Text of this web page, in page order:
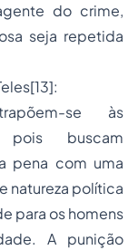
do crime,
seja repetida
[13]:
se às
pois buscam
pena com uma
natureza política
para os homens
A punição